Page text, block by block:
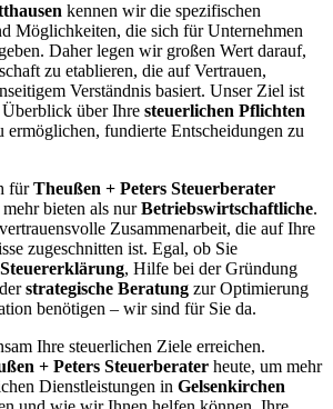
kennen wir die spezifischen
Möglichkeiten, die sich für Unternehmen
Daher legen wir großen Wert darauf,
zu etablieren, die auf Vertrauen,
Verständnis basiert. Unser Ziel ist
über Ihre steuerlichen Pflichten
ermöglichen, fundierte Entscheidungen zu
fürTheußen + Peters Steuerberater
bieten als nurBetriebswirtschaftliche.
Zusammenarbeit, die auf Ihre
zugeschnitten ist. Egal, ob Sie
Steuererklärung, Hilfe bei der Gründung
strategische Beratung zur Optimierung
benötigen – wir sind für Sie da.
Ihre steuerlichen Ziele erreichen.
+ Peters Steuerberater heute, um mehr
Dienstleistungen in Gelsenkirchen